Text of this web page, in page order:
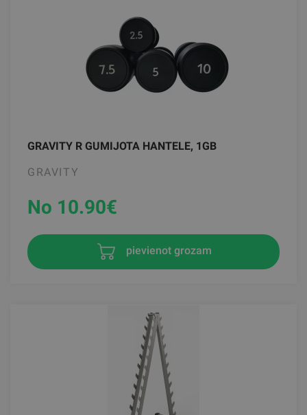
GRAVITY R GUMIJOTA HANTELE, 1GB
GRAVITY
No 10.90€
pievienot grozam